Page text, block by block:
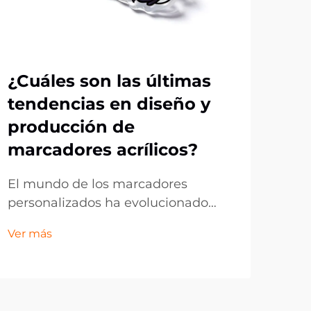
¿Cuáles son las últimas
tendencias en diseño y
producción de
marcadores acrílicos?
El mundo de los marcadores
personalizados ha evolucionado
de acrílico posicionándose como
Ver más